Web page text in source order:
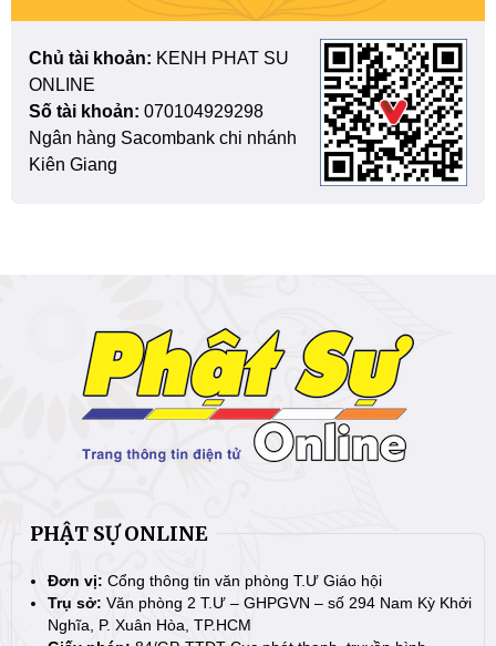
Chủ tài khoản: KENH PHAT SU
ONLINE
Số tài khoản: 070104929298
Ngân hàng Sacombank chi nhánh
Kiên Giang
PHẬT SỰ ONLINE
Đơn vị: Cổng thông tin văn phòng T.Ư Giáo hội
Trụ sở: Văn phòng 2 T.Ư – GHPGVN – số 294 Nam Kỳ Khởi
Nghĩa, P. Xuân Hòa, TP.HCM